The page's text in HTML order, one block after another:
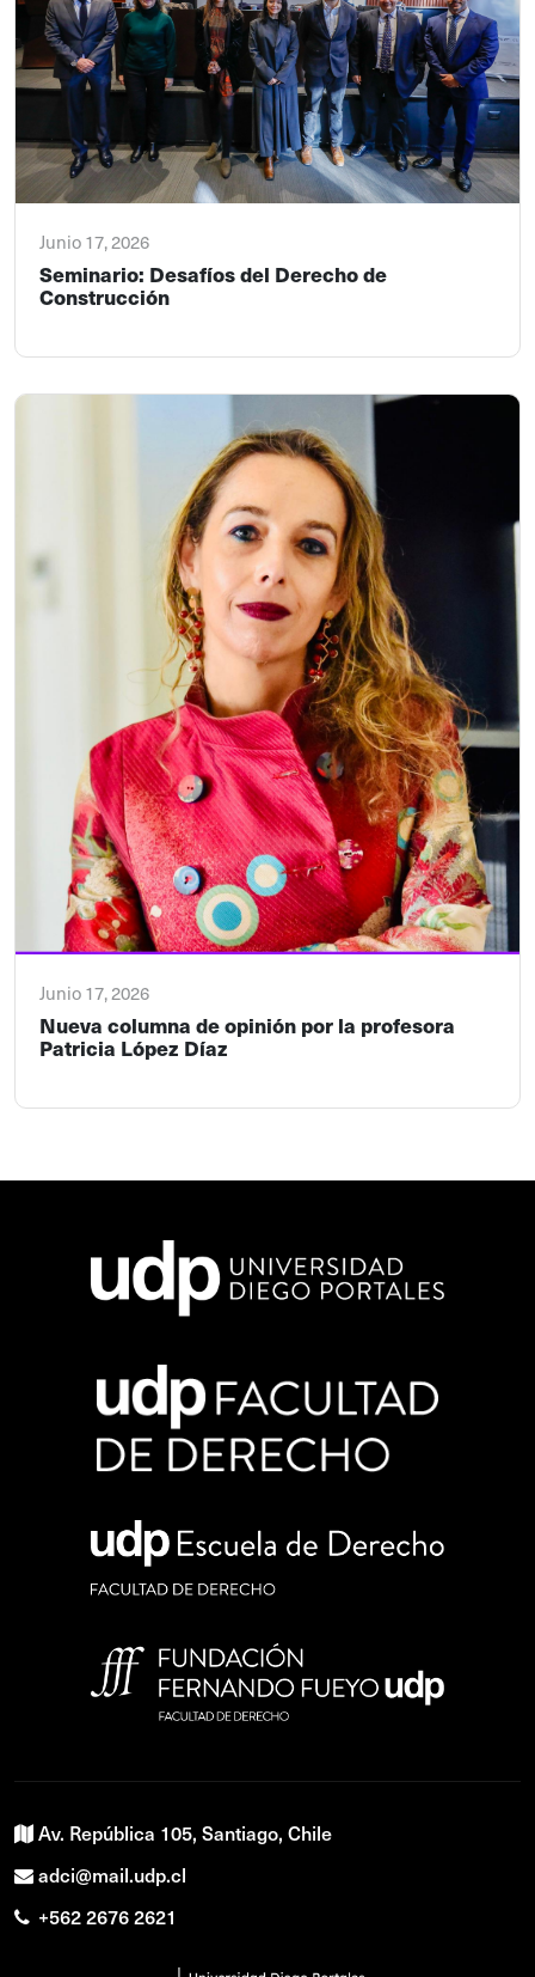
Junio 17, 2026
Seminario: Desafíos del Derecho de
Construcción
Junio 17, 2026
Nueva columna de opinión por la profesora
Patricia López Díaz
Av. República 105, Santiago, Chile
adci@mail.udp.cl
+562 2676 2621